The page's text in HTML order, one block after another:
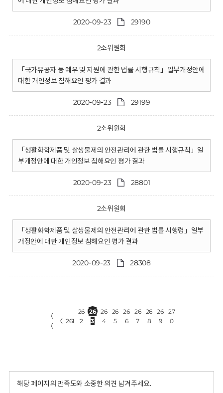
2020-09-23 29190
2소위원회
「국가유공자 등 예우 및 지원에 관한 법률 시행규칙」일부개정안에
대한 개인정보 침해요인 평가 결과
2020-09-23 29199
2소위원회
「생활화학제품 및 살생물제의 안전관리에 관한 법률 시행규칙」일
부개정안에 대한 개인정보 침해요인 평가 결과
2020-09-23 28801
2소위원회
「생활화학제품 및 살생물제의 안전관리에 관한 법률 시행령」일부
개정안에 대한 개인정보 침해요인 평가 결과
2020-09-23 28308
〈
〈
〈 261
26
2
26
3
26
4
26
5
26
6
26
7
26
8
26
9
27
0
해당 페이지의 만족도와 소중한 의견 남겨주세요.